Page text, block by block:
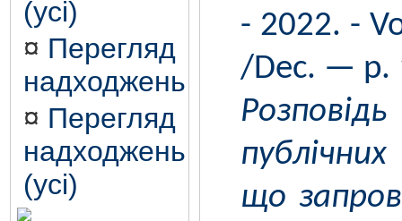
(усі)
¤ Перегляд
надходжень
¤ Перегляд
надходжень
(усі)
- 2022. -
/Dec. — p.
що